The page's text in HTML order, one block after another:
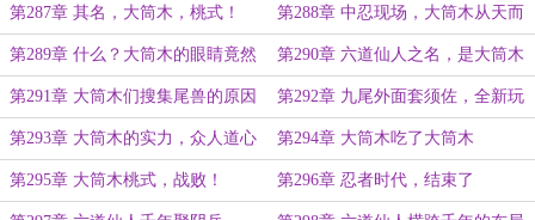
人
第287章 其名，大筒木，桃式！ 第288章 中忍现场，大筒木从天而
降
第289章 什么？大筒木的眼睛竟然
是白眼？
第290章 六道仙人之名，是大筒木
羽衣？
第291章 大筒木们搜集尾兽的原因 第292章 九尾外面套须佐，全新玩
法
第293章 大筒木的实力，众人道心
差点崩溃
第294章 大筒木吃了大筒木
第295章 大筒木桃式，战败！ 第296章 忍者时代，结束了